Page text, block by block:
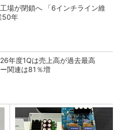
場が閉鎖へ 「6インチライン維
50年
年度1Qは売上高が過去最高
関連は81％増